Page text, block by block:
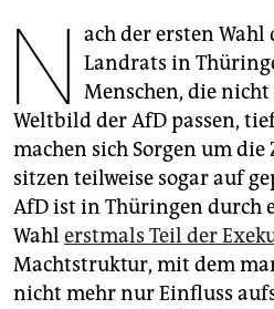
abo
genossenschaft
epaper login
N ach der ersten Wahl
Landrats in
Menschen, die
Weltbild der AfD passen,
machen sich Sorgen um
sitzen teilweise sogar auf
AfD ist in Thüringen durch
Wahl erstmals Teil der
Machtstruktur, mit dem
nicht mehr nur Einfluss